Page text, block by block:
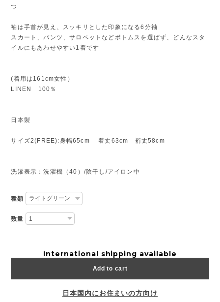
つ
袖は手首が見え、スッキリとした印象になる6分袖
スカート、パンツ、サロペットなどボトムスを選ばず、どんなスタ
イルにもあわせやすい1着です
(着用は161cm女性）
LINEN 100％
日本製
サイズ2(FREE):身幅65cm 着丈63cm 裄丈58cm
洗濯表示：洗濯機（40）/陰干し/アイロン中
種類
数量
International shipping available
Add to cart
日本国内にお住まいの方向け